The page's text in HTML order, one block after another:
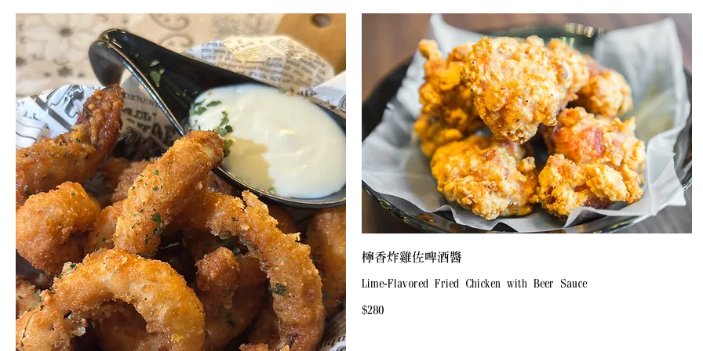
檸香炸雞佐啤酒醬
Lime-Flavored Fried Chicken with Beer Sauce
$280